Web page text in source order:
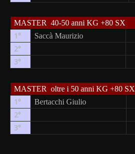
MASTER 40-50 anni KG +80 SX
1° Saccà Maurizio
2°
3°
MASTER oltre i 50 anni KG +80 SX
1° Bertacchi Giulio
2°
3°